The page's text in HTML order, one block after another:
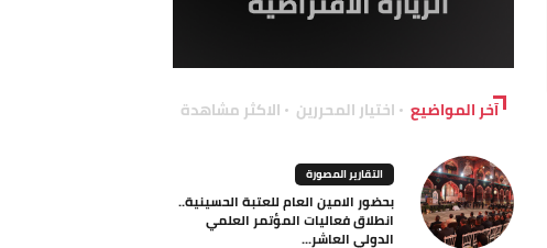
آخر المواضيع اختيار المحررين الاكثر مشاهدة
التقارير المصورة
بحضور الامين العام للعتبة الحسينية..
انطلاق فعاليات المؤتمر العلمي
الدولي العاشر...